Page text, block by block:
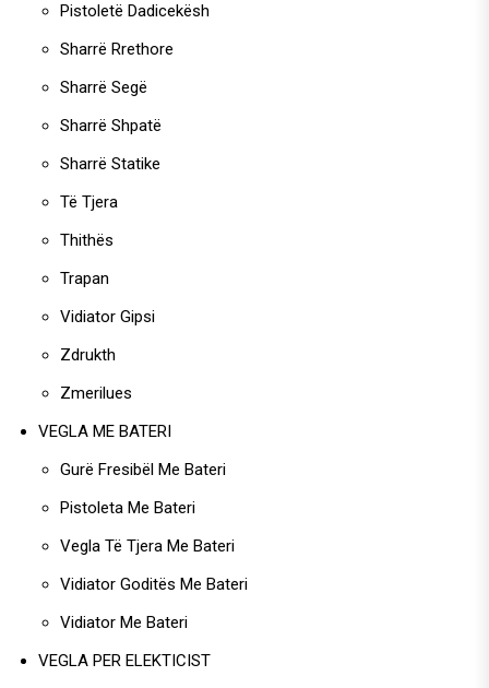
Pistoletë Dadicekësh
Sharrë Rrethore
Sharrë Segë
Sharrë Shpatë
Sharrë Statike
Të Tjera
Thithës
Trapan
Vidiator Gipsi
Zdrukth
Zmerilues
VEGLA ME BATERI
Gurë Fresibël Me Bateri
Pistoleta Me Bateri
Vegla Të Tjera Me Bateri
Vidiator Goditës Me Bateri
Vidiator Me Bateri
VEGLA PER ELEKTICIST